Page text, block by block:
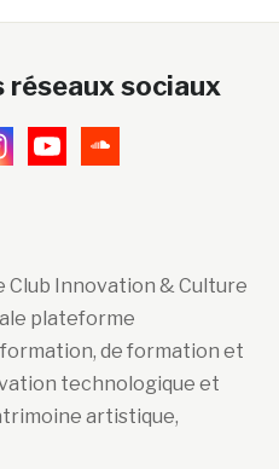
réseaux sociaux
Club Innovation & Culture
plateforme
de formation et
technologique et
artistique,